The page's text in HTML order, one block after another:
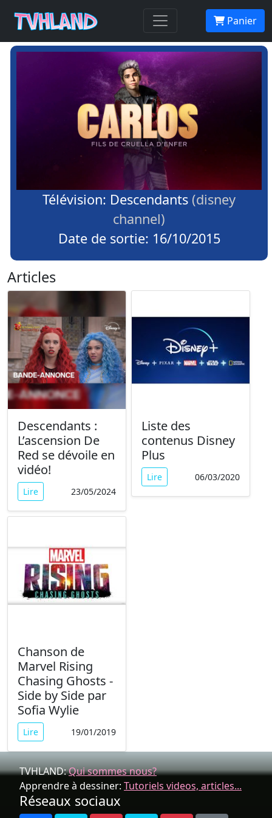
Panier
Télévision: Descendants (disney
channel)
Date de sortie: 16/10/2015
Articles
Descendants :
L’ascension De
Red se dévoile en
vidéo!
Lire 23/05/2024
Liste des
contenus Disney
Plus
Lire 06/03/2020
Chanson de
Marvel Rising
Chasing Ghosts -
Side by Side par
Sofia Wylie
Lire 19/01/2019
TVHLAND:Qui sommes nous?
Apprendre à dessiner: Tutoriels videos, articles...
Réseaux sociaux